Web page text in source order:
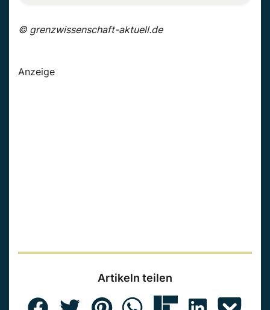
© grenzwissenschaft-aktuell.de
Anzeige
Artikeln teilen